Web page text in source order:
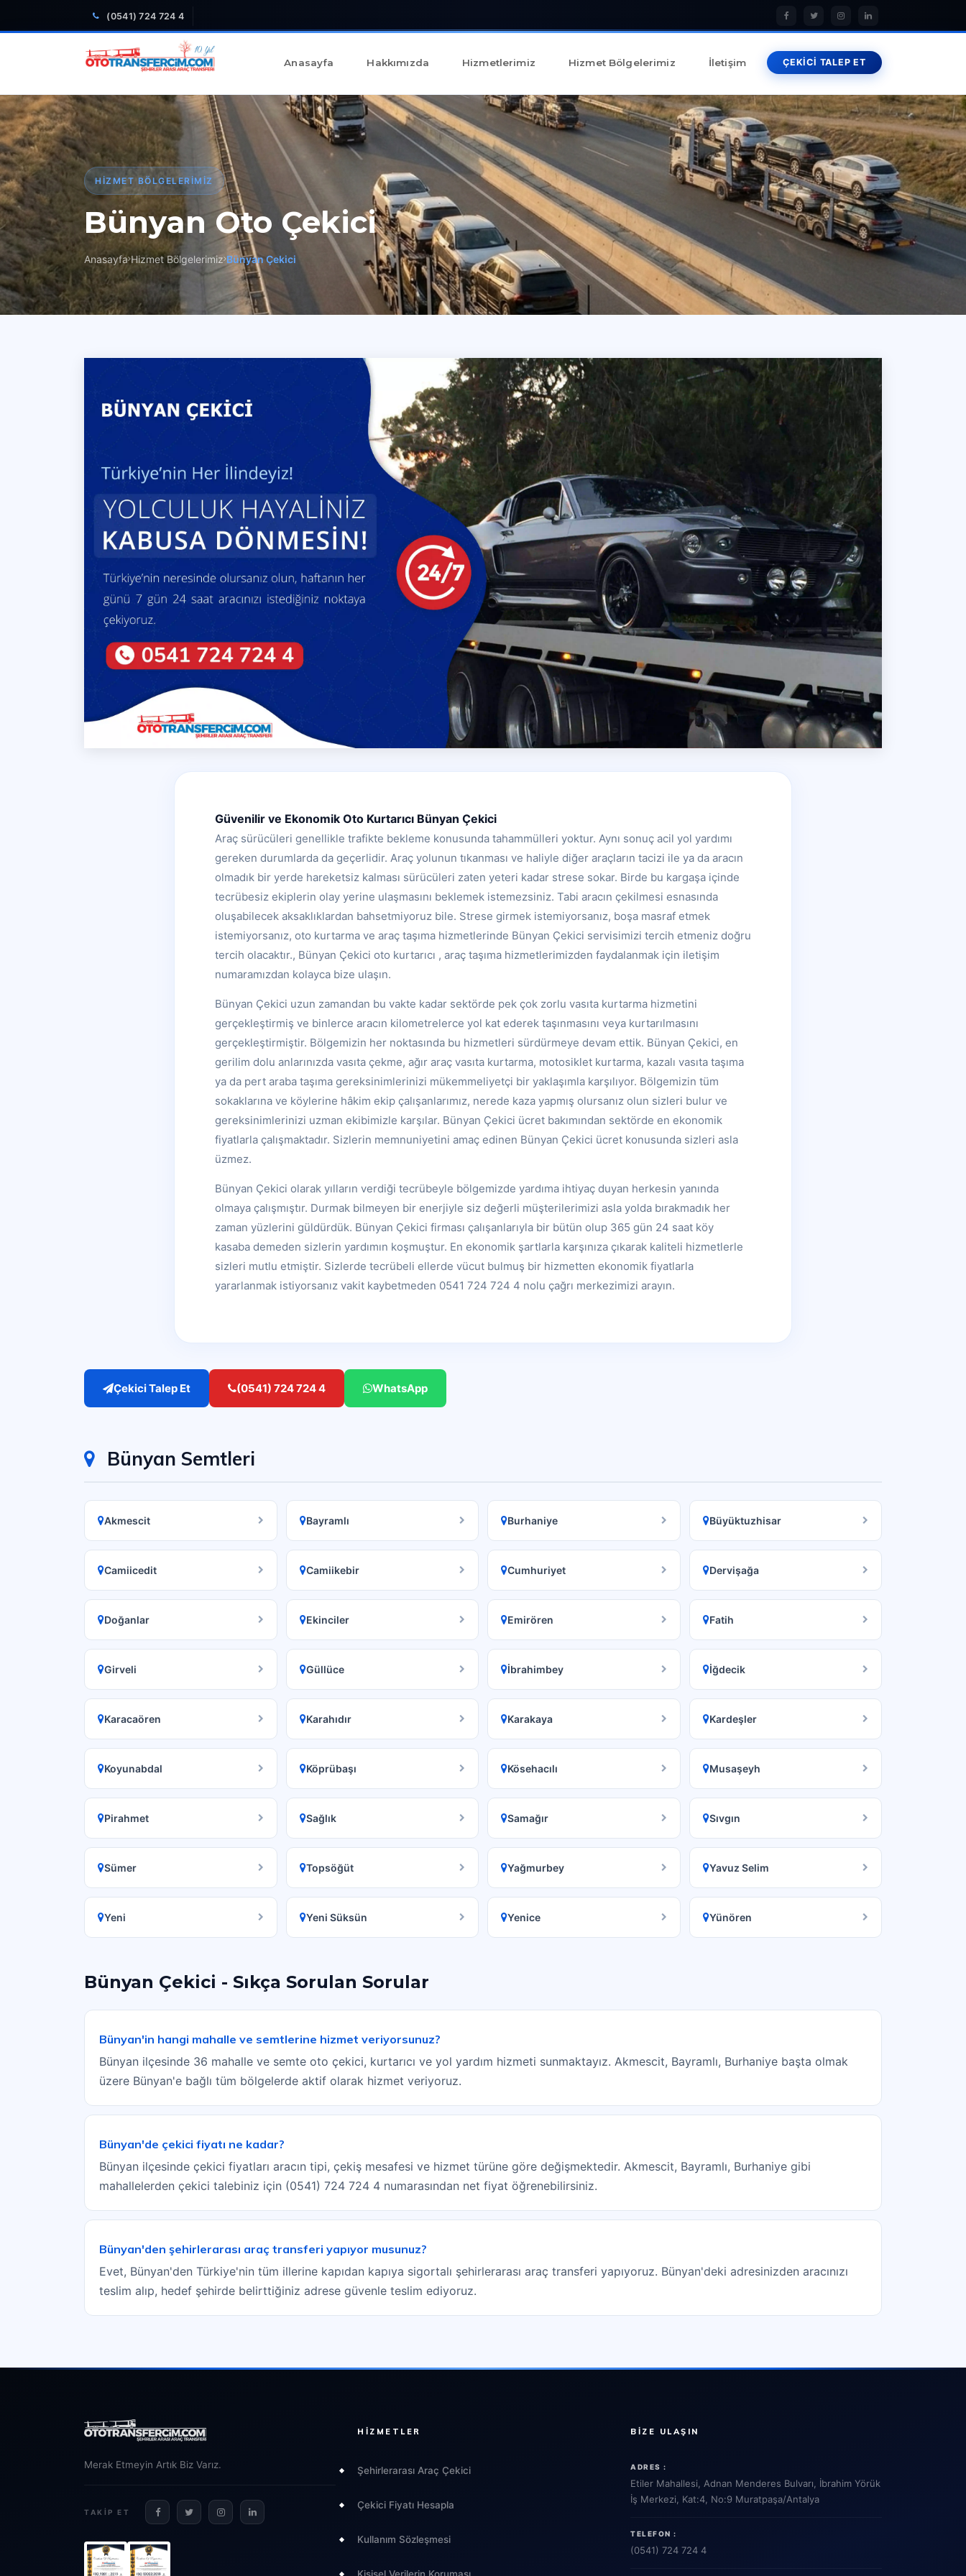
(0541) 724 724 4
Anasayfa Hakkımızda Hizmetlerimiz Hizmet Bölgelerimiz İletişim ÇEKİCİ TALEP ET
HIZMET BÖLGELERIMIZ
Bünyan Oto Çekici
Anasayfa Hizmet Bölgelerimiz Bünyan Çekici
Güvenilir ve Ekonomik Oto Kurtarıcı Bünyan Çekici
Araç sürücüleri genellikle trafikte bekleme konusunda tahammülleri yoktur. Aynı sonuç acil yol yardımı
gereken durumlarda da geçerlidir. Araç yolunun tıkanması ve haliyle diğer araçların tacizi ile ya da aracın
olmadık bir yerde hareketsiz kalması sürücüleri zaten yeteri kadar strese sokar. Birde bu kargaşa içinde
tecrübesiz ekiplerin olay yerine ulaşmasını beklemek istemezsiniz. Tabi aracın çekilmesi esnasında
oluşabilecek aksaklıklardan bahsetmiyoruz bile. Strese girmek istemiyorsanız, boşa masraf etmek
istemiyorsanız, oto kurtarma ve araç taşıma hizmetlerinde Bünyan Çekici servisimizi tercih etmeniz doğru
tercih olacaktır., Bünyan Çekici oto kurtarıcı , araç taşıma hizmetlerimizden faydalanmak için iletişim
numaramızdan kolayca bize ulaşın.
Bünyan Çekici uzun zamandan bu vakte kadar sektörde pek çok zorlu vasıta kurtarma hizmetini
gerçekleştirmiş ve binlerce aracın kilometrelerce yol kat ederek taşınmasını veya kurtarılmasını
gerçekleştirmiştir. Bölgemizin her noktasında bu hizmetleri sürdürmeye devam ettik. Bünyan Çekici, en
gerilim dolu anlarınızda vasıta çekme, ağır araç vasıta kurtarma, motosiklet kurtarma, kazalı vasıta taşıma
ya da pert araba taşıma gereksinimlerinizi mükemmeliyetçi bir yaklaşımla karşılıyor. Bölgemizin tüm
sokaklarına ve köylerine hâkim ekip çalışanlarımız, nerede kaza yapmış olursanız olun sizleri bulur ve
gereksinimlerinizi uzman ekibimizle karşılar. Bünyan Çekici ücret bakımından sektörde en ekonomik
fiyatlarla çalışmaktadır. Sizlerin memnuniyetini amaç edinen Bünyan Çekici ücret konusunda sizleri asla
üzmez.
Bünyan Çekici olarak yılların verdiği tecrübeyle bölgemizde yardıma ihtiyaç duyan herkesin yanında
olmaya çalışmıştır. Durmak bilmeyen bir enerjiyle siz değerli müşterilerimizi asla yolda bırakmadık her
zaman yüzlerini güldürdük. Bünyan Çekici firması çalışanlarıyla bir bütün olup 365 gün 24 saat köy
kasaba demeden sizlerin yardımın koşmuştur. En ekonomik şartlarla karşınıza çıkarak kaliteli hizmetlerle
sizleri mutlu etmiştir. Sizlerde tecrübeli ellerde vücut bulmuş bir hizmetten ekonomik fiyatlarla
yararlanmak istiyorsanız vakit kaybetmeden 0541 724 724 4 nolu çağrı merkezimizi arayın.
Çekici Talep Et (0541) 724 724 4 WhatsApp
Bünyan Semtleri
Akmescit Bayramlı Burhaniye Büyüktuzhisar
Camiicedit Camiikebir Cumhuriyet Dervişağa
Doğanlar Ekinciler Emirören Fatih
Girveli Güllüce İbrahimbey İğdecik
Karacaören Karahıdır Karakaya Kardeşler
Koyunabdal Köprübaşı Kösehacılı Musaşeyh
Pirahmet Sağlık Samağır Sıvgın
Sümer Topsöğüt Yağmurbey Yavuz Selim
Yeni Yeni Süksün Yenice Yünören
Bünyan Çekici - Sıkça Sorulan Sorular
Bünyan'in hangi mahalle ve semtlerine hizmet veriyorsunuz?
Bünyan ilçesinde 36 mahalle ve semte oto çekici, kurtarıcı ve yol yardım hizmeti sunmaktayız. Akmescit, Bayramlı, Burhaniye başta olmak
üzere Bünyan'e bağlı tüm bölgelerde aktif olarak hizmet veriyoruz.
Bünyan'de çekici fiyatı ne kadar?
Bünyan ilçesinde çekici fiyatları aracın tipi, çekiş mesafesi ve hizmet türüne göre değişmektedir. Akmescit, Bayramlı, Burhaniye gibi
mahallelerden çekici talebiniz için (0541) 724 724 4 numarasından net fiyat öğrenebilirsiniz.
Bünyan'den şehirlerarası araç transferi yapıyor musunuz?
Evet, Bünyan'den Türkiye'nin tüm illerine kapıdan kapıya sigortalı şehirlerarası araç transferi yapıyoruz. Bünyan'deki adresinizden aracınızı
teslim alıp, hedef şehirde belirttiğiniz adrese güvenle teslim ediyoruz.
Merak Etmeyin Artık Biz Varız.
TAKIP ET
HIZMETLER
Şehirlerarası Araç Çekici
Çekici Fiyatı Hesapla
Kullanım Sözleşmesi
Kişisel Verilerin Koruması
BIZE ULAŞIN
ADRES :
Etiler Mahallesi, Adnan Menderes Bulvarı, İbrahim Yörük
İş Merkezi, Kat:4, No:9 Muratpaşa/Antalya
TELEFON :
(0541) 724 724 4